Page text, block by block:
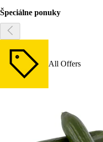
Špeciálne ponuky
All Offers